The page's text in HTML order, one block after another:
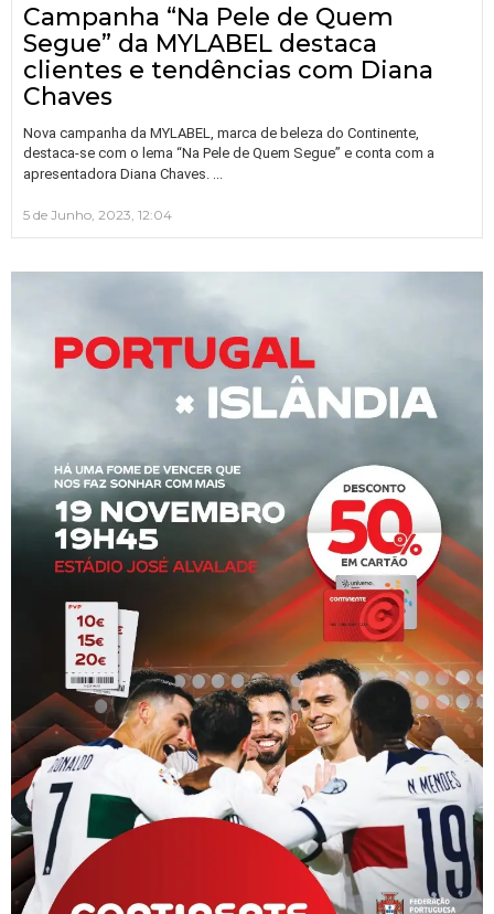
Campanha “Na Pele de Quem
Segue” da MYLABEL destaca
clientes e tendências com Diana
Chaves
Nova campanha da MYLABEL, marca de beleza do Continente,
destaca-se com o lema “Na Pele de Quem Segue” e conta com a
apresentadora Diana Chaves.
5 de Junho, 2023, 12:04